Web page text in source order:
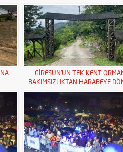
GİRESUN’UN TEK KENT
BAKIMSIZLIKTAN HARABEYE